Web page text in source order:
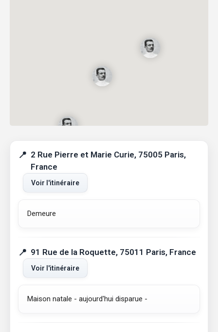
2 Rue Pierre et Marie Curie, 75005 Paris,
France
Voir l'itinéraire
Demeure
91 Rue de la Roquette, 75011 Paris, France
Voir l'itinéraire
Maison natale - aujourd'hui disparue -